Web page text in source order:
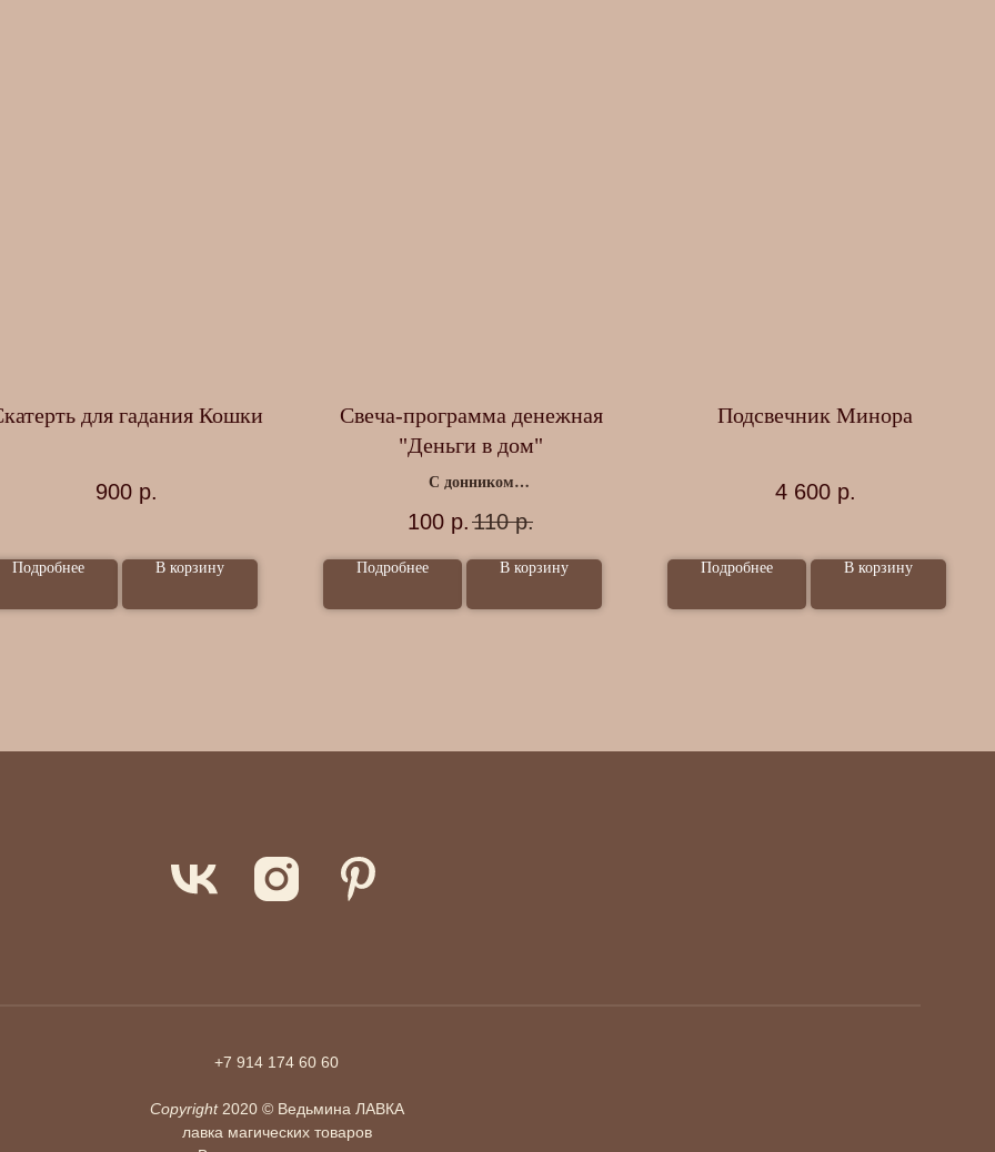
для гадания Кошки
900 р.
Подробнее В корзину
Свеча-программа денежная
"Деньги в дом"
С донником
Ручная работа
100 р. 110 р.
Подробнее В корзину
Подсвечник Минора
4 600 р.
Подробнее В корзину
+7 914 174 60 60
Copyright2020 © Ведьмина ЛАВКА
лавка магических товаров